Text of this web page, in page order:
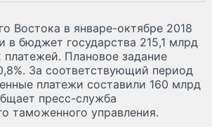
Востока в январе-октябре 2018
в бюджет государства 215,1 млрд
Плановое задание
За соответствующий период
платежи составили 160 млрд
пресс-служба
таможенного управления.